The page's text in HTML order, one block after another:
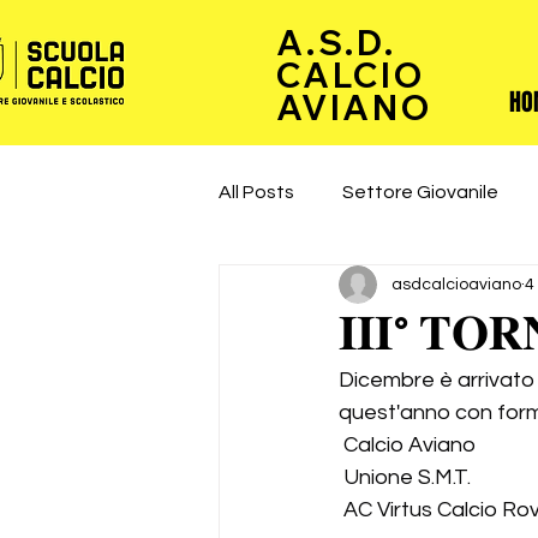
A.S.D.
CALCIO
AVIANO
All Posts Settore Giovanile
𝐈𝐈𝐈°
asdcalcioaviano 4
Dicembre è arrivato
quest'anno con
Calcio Aviano
Unione S.M.T.
AC Virtus Calcio